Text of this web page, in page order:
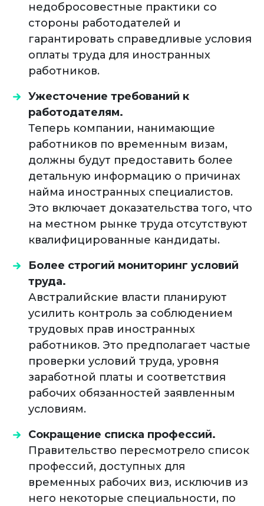
недобросовестные практики со
стороны работодателей и
гарантировать справедливые условия
оплаты труда для иностранных
работников.
Ужесточение требований к
работодателям.
Теперь компании, нанимающие
работников по временным визам,
должны будут предоставить более
детальную информацию о причинах
найма иностранных специалистов.
Это включает доказательства того, что
на местном рынке труда отсутствуют
квалифицированные кандидаты.
Более строгий мониторинг условий
труда.
Австралийские власти планируют
усилить контроль за соблюдением
трудовых прав иностранных
работников. Это предполагает частые
проверки условий труда, уровня
заработной платы и соответствия
рабочих обязанностей заявленным
условиям.
Сокращение списка профессий.
Правительство пересмотрело список
профессий, доступных для
временных рабочих виз, исключив из
него некоторые специальности, по